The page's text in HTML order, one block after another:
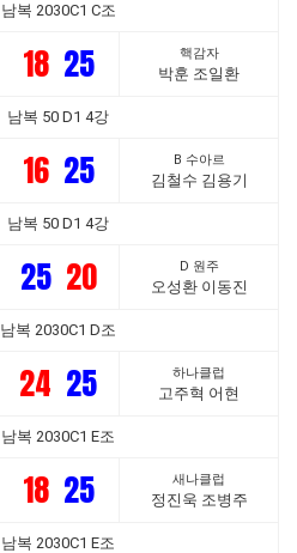
남복 2030C1 C조
18 25 핵감자
박훈 조일환
남복 50 D1 4강
16 25 B 수아르
김철수 김용기
남복 50 D1 4강
25 20 D 원주
오성환 이동진
남복 2030C1 D조
24 25 하나클럽
고주혁 어현
남복 2030C1 E조
18 25 새나클럽
정진욱 조병주
남복 2030C1 E조